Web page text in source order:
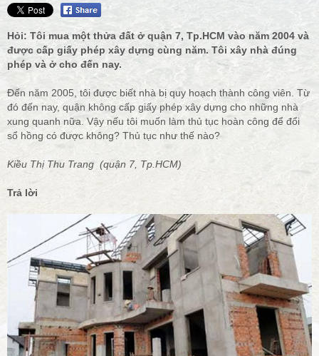
Hỏi: Tôi mua một thửa đất ở quận 7, Tp.HCM vào năm 2004 và
được cấp giấy phép xây dựng cùng năm. Tôi xây nhà đúng
phép và ở cho đến nay.
Đến năm 2005, tôi được biết nhà bị quy hoạch thành công viên. Từ
đó đến nay, quận không cấp giấy phép xây dựng cho những nhà
xung quanh nữa. Vậy nếu tôi muốn làm thủ tục hoàn công để đổi
sổ hồng có được không? Thủ tục như thế nào?
Kiều Thị Thu Trang (quận 7, Tp.HCM)
Trả lời